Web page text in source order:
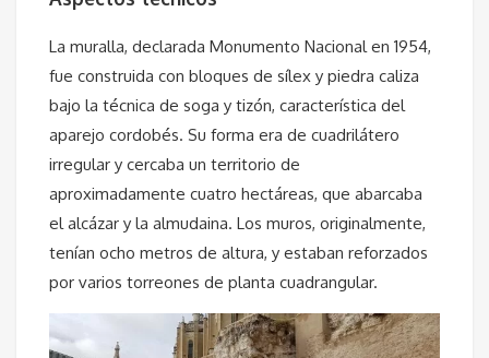
La muralla, declarada Monumento Nacional en 1954,
fue construida con bloques de sílex y piedra caliza
bajo la técnica de soga y tizón, característica del
aparejo cordobés. Su forma era de cuadrilátero
irregular y cercaba un territorio de
aproximadamente cuatro hectáreas, que abarcaba
el alcázar y la almudaina. Los muros, originalmente,
tenían ocho metros de altura, y estaban reforzados
por varios torreones de planta cuadrangular.